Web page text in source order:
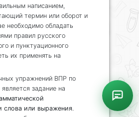
написанием,
термин или оборот и
необходимо обладать
правил русского
и пунктуационного
их применять на
упражнений ВПР по
задание на
слова или выражения